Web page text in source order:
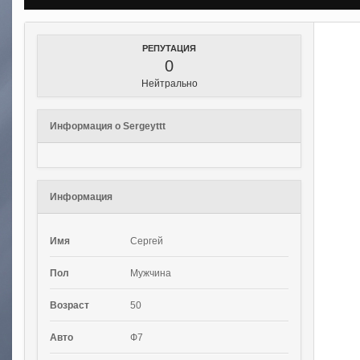
РЕПУТАЦИЯ
0
Нейтрально
Информация о Sergeyttt
Информация
Имя Сергей
Пол Мужчина
Возраст 50
Авто Ф7